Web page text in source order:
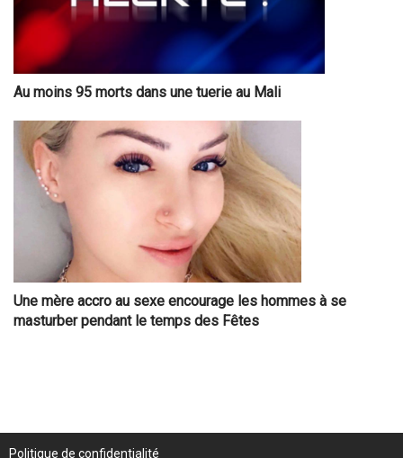
Au moins 95 morts dans une tuerie au Mali
Une mère accro au sexe encourage les hommes à se
masturber pendant le temps des Fêtes
Politique de confidentialité